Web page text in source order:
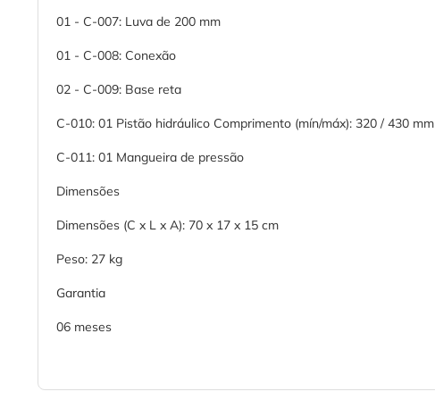
01 - C-007: Luva de 200 mm
01 - C-008: Conexão
02 - C-009: Base reta
C-010: 01 Pistão hidráulico Comprimento (mín/máx): 320 / 430 mm
C-011: 01 Mangueira de pressão
Dimensões
Dimensões (C x L x A): 70 x 17 x 15 cm
Peso: 27 kg
Garantia
06 meses